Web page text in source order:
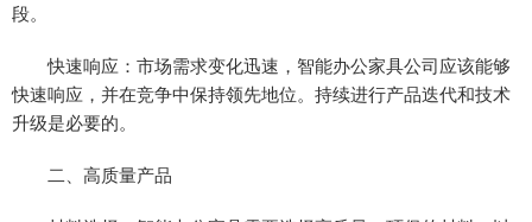
段。
快速响应：市场需求变化迅速，智能办公家具公司应该能够
快速响应，并在竞争中保持领先地位。持续进行产品迭代和技术
升级是必要的。
二、高质量产品